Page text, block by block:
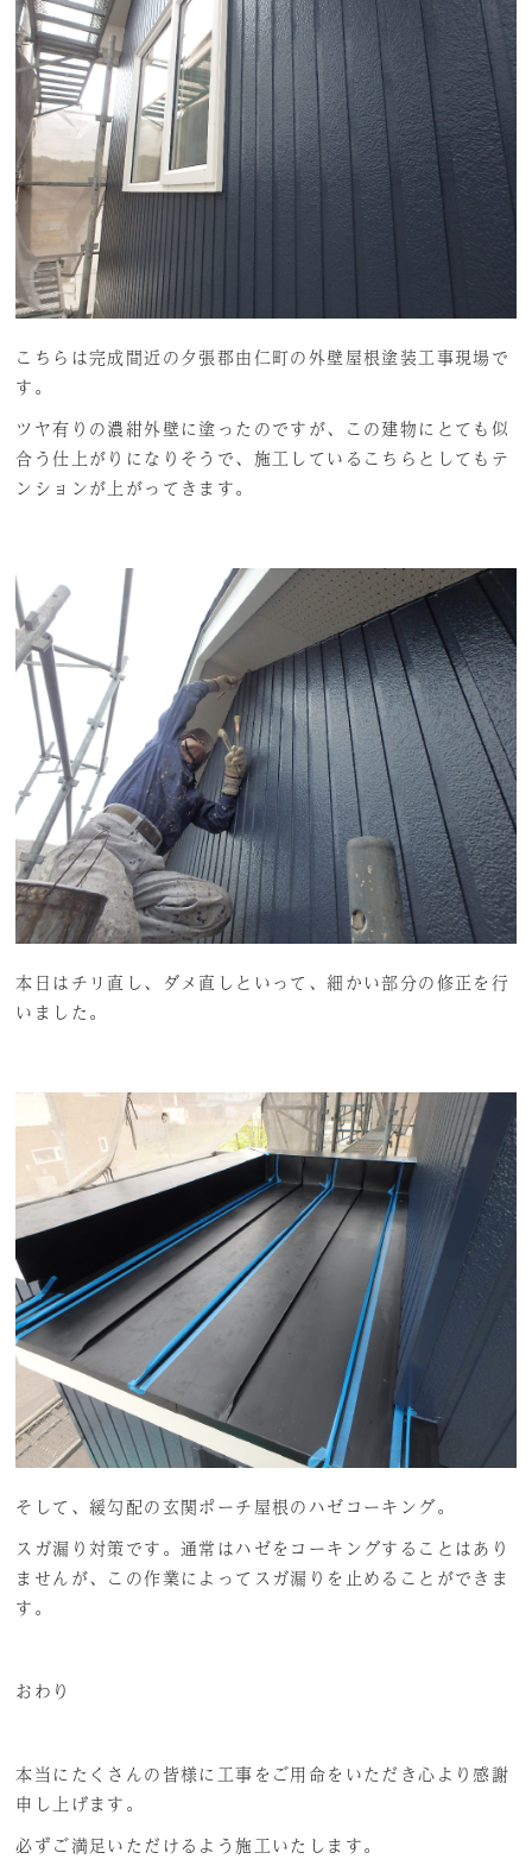
こちらは完成間近の夕張郡由仁町の外壁屋根塗装工事現場で
す。
ツヤ有りの濃紺外壁に塗ったのですが、この建物にとても似
合う仕上がりになりそうで、施工しているこちらとしてもテ
ンションが上がってきます。
本日はチリ直し、ダメ直しといって、細かい部分の修正を行
いました。
そして、緩勾配の玄関ポーチ屋根のハゼコーキング。
スガ漏り対策です。通常はハゼをコーキングすることはあり
ませんが、この作業によってスガ漏りを止めることができま
す。
おわり
本当にたくさんの皆様に工事をご用命をいただき心より感謝
申し上げます。
必ずご満足いただけるよう施工いたします。